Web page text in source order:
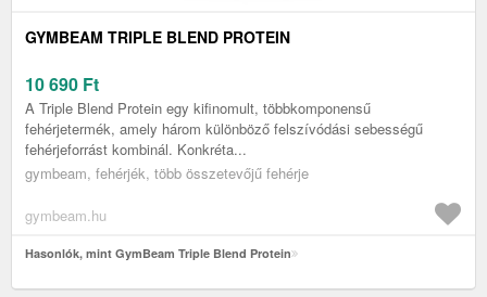
GYMBEAM TRIPLE BLEND PROTEIN
10 690 Ft
A Triple Blend Protein egy kifinomult, többkomponensű
fehérjetermék, amely három különböző felszívódási sebességű
fehérjeforrást kombinál. Konkréta...
gymbeam, fehérjék, több összetevőjű fehérje
gymbeam.hu
Hasonlók, mint GymBeam Triple Blend Protein